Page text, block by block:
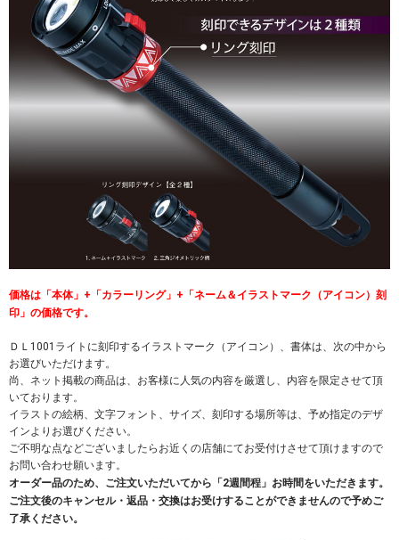
価格は「本体」+「カラーリング」+「ネーム＆イラストマーク（アイコン）刻
印」の価格です。
ＤＬ1001ライトに刻印するイラストマーク（アイコン）、書体は、次の中から
お選びいただけます。
尚、ネット掲載の商品は、お客様に人気の内容を厳選し、内容を限定させて頂
いております。
イラストの絵柄、文字フォント、サイズ、刻印する場所等は、予め指定のデザ
インよりお選びください。
ご不明な点などございましたらお近くの店舗にてお受付けさせて頂けますので
お問い合わせ願います。
オーダー品のため、ご注文いただいてから「2週間程」お時間をいただきます。
ご注文後のキャンセル・返品・交換はお受けすることができませんので予めご
了承ください。